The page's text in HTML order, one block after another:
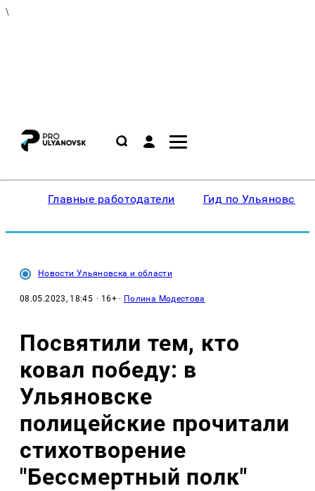
\
Главные работодатели Гид по Ульяновску
Новости Ульяновска и области
08.05.2023, 18:45 · 16+ · Полина Модестова
Посвятили тем, кто
ковал победу: в
Ульяновске
полицейские прочитали
стихотворение
"Бессмертный полк"